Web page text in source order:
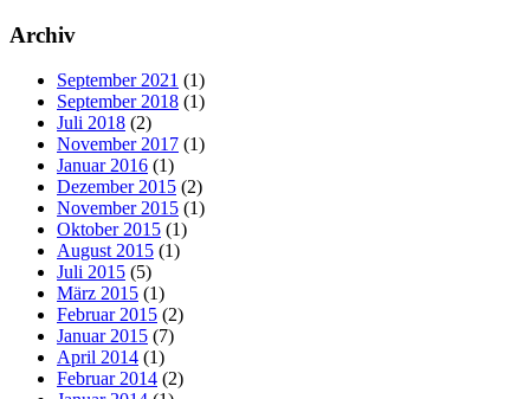
Archiv
September 2021 (1)
September 2018 (1)
Juli 2018 (2)
November 2017 (1)
Januar 2016 (1)
Dezember 2015 (2)
November 2015 (1)
Oktober 2015 (1)
August 2015 (1)
Juli 2015 (5)
März 2015 (1)
Februar 2015 (2)
Januar 2015 (7)
April 2014 (1)
Februar 2014 (2)